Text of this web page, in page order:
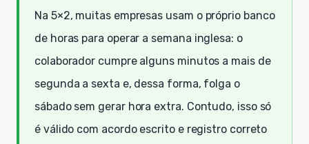
Na 5×2, muitas empresas usam o próprio banco
de horas para operar a semana inglesa: o
colaborador cumpre alguns minutos a mais de
segunda a sexta e, dessa forma, folga o
sábado sem gerar hora extra. Contudo, isso só
é válido com acordo escrito e registro correto